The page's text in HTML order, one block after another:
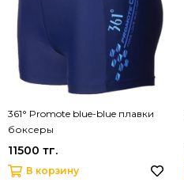
361° Promote blue-blue плавки
боксеры
11500 тг.
В корзину